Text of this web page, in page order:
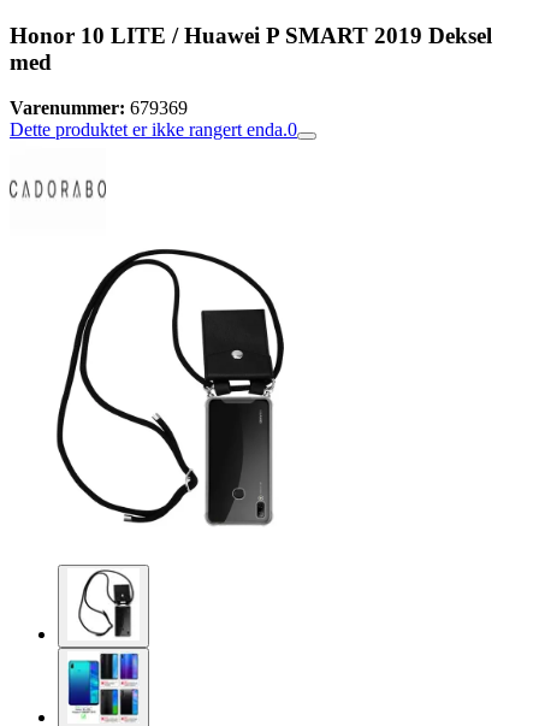
Honor 10 LITE / Huawei P SMART 2019 Deksel
med
Varenummer: 679369
Dette produktet er ikke rangert enda.0